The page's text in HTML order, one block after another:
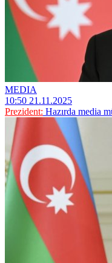
MEDIA
10:50 21.11.2025
Prezident: Hazırda media